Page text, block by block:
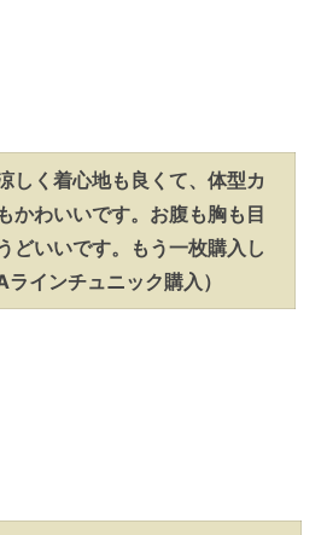
しく着心地も良くて、体型カ
かわいいです。お腹も胸も目
どいいです。もう一枚購入し
インチュニック購入）